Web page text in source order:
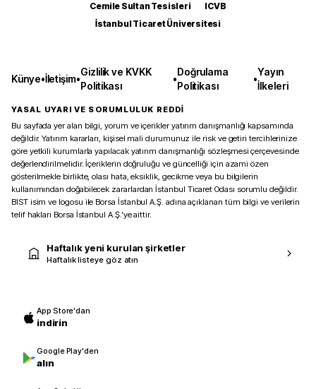
Cemile Sultan Tesisleri
ICVB
İstanbul Ticaret Üniversitesi
Künye•İletişim•
Gizlilik ve KVKK
Politikası
•
Doğrulama
Politikası
•
Yayın
İlkeleri
YASAL UYARI VE SORUMLULUK REDDİ
Bu sayfada yer alan bilgi, yorum ve içerikler yatırım danışmanlığı kapsamında
değildir. Yatırım kararları, kişisel mali durumunuz ile risk ve getiri tercihlerinize
göre yetkili kurumlarla yapılacak yatırım danışmanlığı sözleşmesi çerçevesinde
değerlendirilmelidir. İçeriklerin doğruluğu ve güncelliği için azami özen
gösterilmekle birlikte, olası hata, eksiklik, gecikme veya bu bilgilerin
kullanımından doğabilecek zararlardan İstanbul Ticaret Odası sorumlu değildir.
BIST isim ve logosu ile Borsa İstanbul A.Ş. adına açıklanan tüm bilgi ve verilerin
telif hakları Borsa İstanbul A.Ş.’ye aittir.
Haftalık yeni kurulan şirketler
Haftalık listeye göz atın
App Store'dan
indirin
Google Play'den
alın